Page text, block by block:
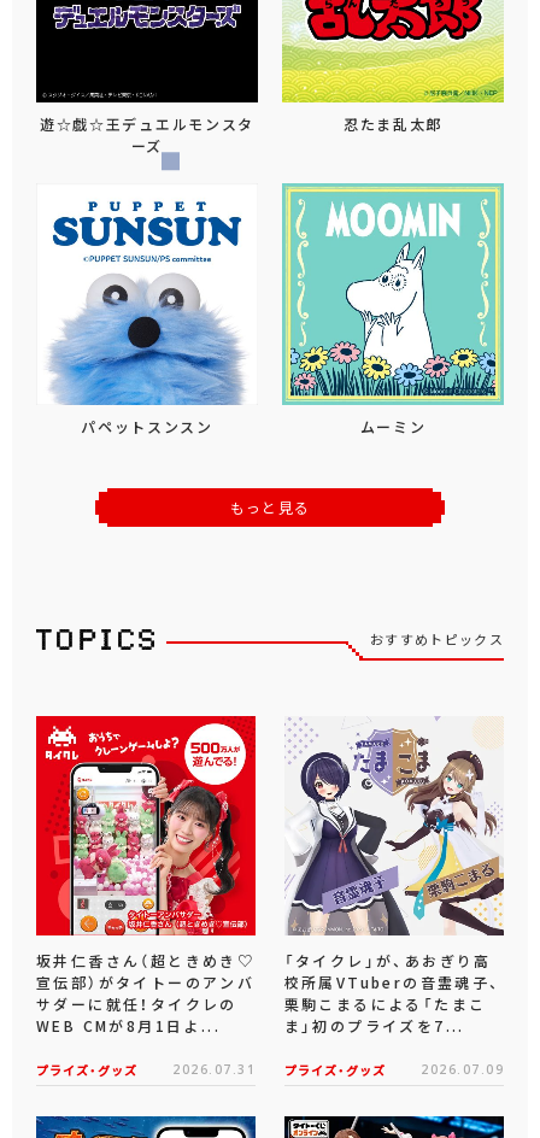
遊☆戯☆王デュエルモンスタ
ーズ
忍たま乱太郎
パペットスンスン ムーミン
もっと見る
おすすめトピックス
坂井仁香さん（超ときめき♡
宣伝部）がタイトーのアンバ
サダーに就任！タイクレの
WEB CMが8月1日よ...
プライズ・グッズ 2026.07.31
「タイクレ」が、あおぎり高
校所属VTuberの音霊魂子、
栗駒こまるによる「たまこ
ま」初のプライズを7...
プライズ・グッズ 2026.07.09